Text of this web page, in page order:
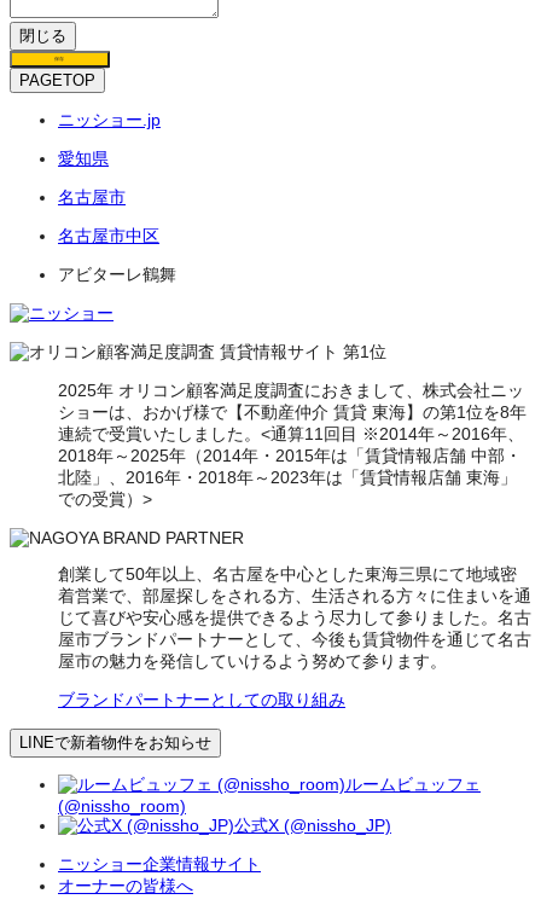
閉じる
保存
PAGETOP
ニッショー.jp
愛知県
名古屋市
名古屋市中区
アビターレ鶴舞
2025年 オリコン顧客満足度調査におきまして、株式会社ニッ
ショーは、おかげ様で【不動産仲介 賃貸 東海】の第1位を8年
連続で受賞いたしました。<通算11回目 ※2014年～2016年、
2018年～2025年（2014年・2015年は「賃貸情報店舗 中部・
北陸」、2016年・2018年～2023年は「賃貸情報店舗 東海」
での受賞）>
創業して50年以上、名古屋を中心とした東海三県にて地域密
着営業で、部屋探しをされる方、生活される方々に住まいを通
じて喜びや安心感を提供できるよう尽力して参りました。名古
屋市ブランドパートナーとして、今後も賃貸物件を通じて名古
屋市の魅力を発信していけるよう努めて参ります。
ブランドパートナーとしての取り組み
LINEで新着物件をお知らせ
ルームビュッフェ
(@nissho_room)
公式X (@nissho_JP)
ニッショー企業情報サイト
オーナーの皆様へ